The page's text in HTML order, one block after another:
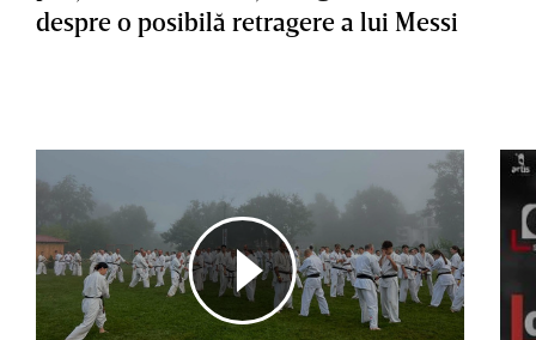
despre o posibilă retragere a lui Messi